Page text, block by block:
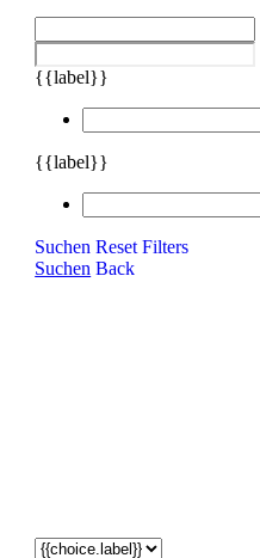
{{label}}
{{label}}
Suchen Reset Filters
Suchen Back